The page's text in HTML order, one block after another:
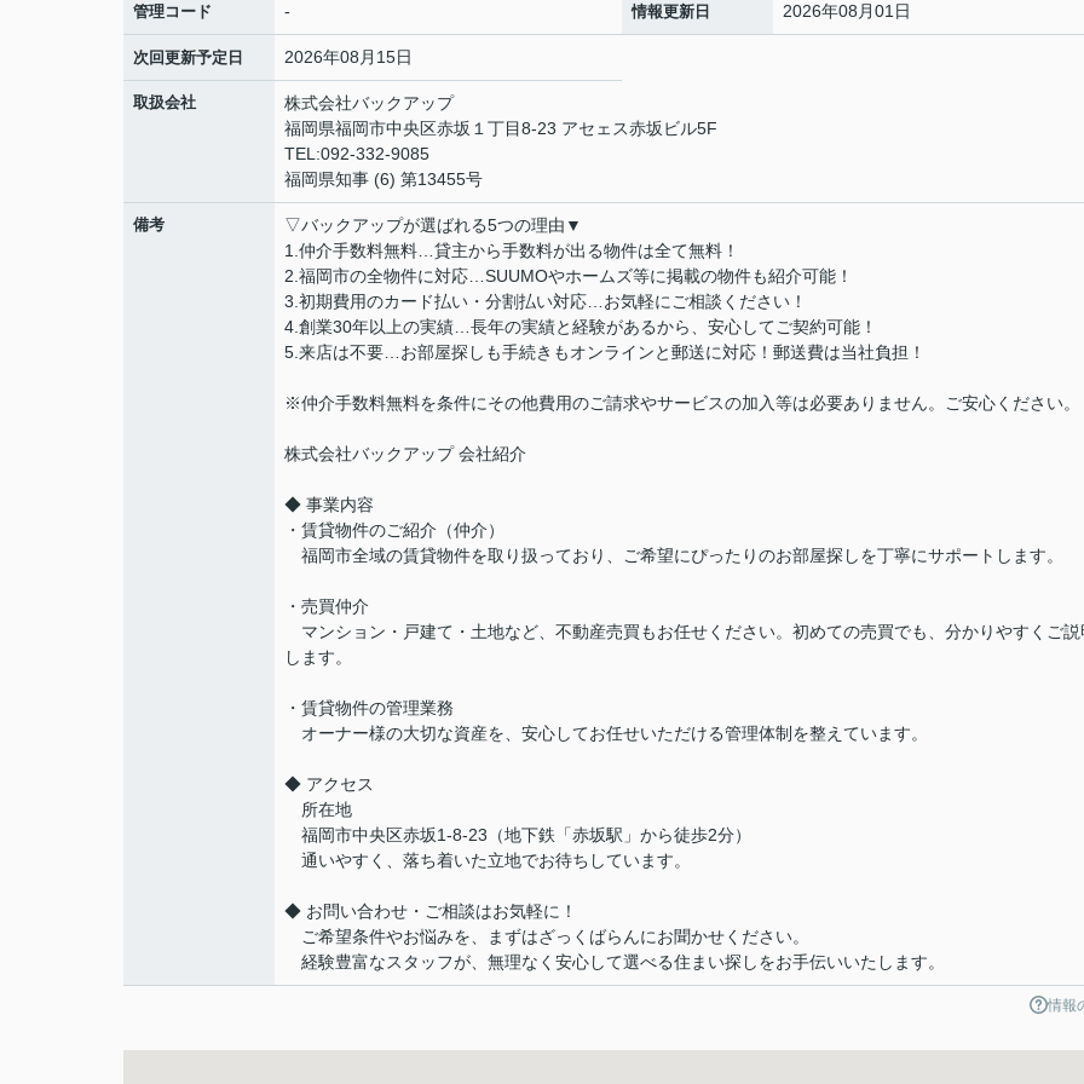
管理コード - 情報更新日 2026年08月01日
次回更新予定日 2026年08月15日
取扱会社
株式会社バックアップ
福岡県福岡市中央区赤坂１丁目8-23 アセェス赤坂ビル5F
TEL:092-332-9085
福岡県知事 (6) 第13455号
備考
▽バックアップが選ばれる5つの理由▼
1.仲介手数料無料…貸主から手数料が出る物件は全て無料！
2.福岡市の全物件に対応…SUUMOやホームズ等に掲載の物件も紹介可能！
3.初期費用のカード払い・分割払い対応…お気軽にご相談ください！
4.創業30年以上の実績…長年の実績と経験があるから、安心してご契約可能！
5.来店は不要…お部屋探しも手続きもオンラインと郵送に対応！郵送費は当社負担！
※仲介手数料無料を条件にその他費用のご請求やサービスの加入等は必要ありません。ご安心ください。
株式会社バックアップ 会社紹介
◆ 事業内容
・賃貸物件のご紹介（仲介）
福岡市全域の賃貸物件を取り扱っており、ご希望にぴったりのお部屋探しを丁寧にサポートします。
・売買仲介
マンション・戸建て・土地など、不動産売買もお任せください。初めての売買でも、分かりやすくご説
します。
・賃貸物件の管理業務
オーナー様の大切な資産を、安心してお任せいただける管理体制を整えています。
◆ アクセス
所在地
福岡市中央区赤坂1-8-23（地下鉄「赤坂駅」から徒歩2分）
通いやすく、落ち着いた立地でお待ちしています。
◆ お問い合わせ・ご相談はお気軽に！
ご希望条件やお悩みを、まずはざっくばらんにお聞かせください。
経験豊富なスタッフが、無理なく安心して選べる住まい探しをお手伝いいたします。
情報